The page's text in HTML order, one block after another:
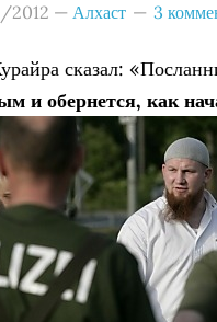
2012 — Алхаст 3
сказал:
и обернется, как